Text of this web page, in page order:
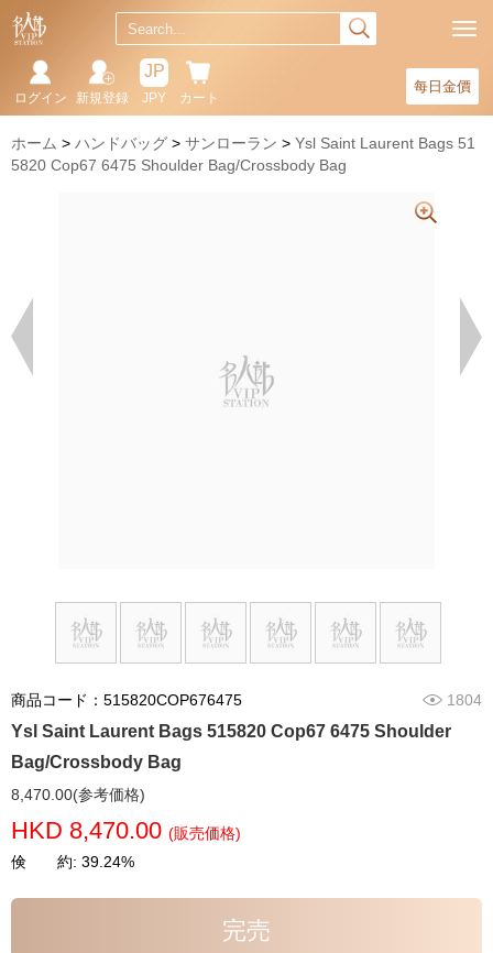
每日金價
カート
JP
JPY
新規登録
ログイン
ホーム ハンドバッグ サンローラン
Ysl Saint Laurent Bags 51
5820 Cop67 6475 Shoulder Bag/Crossbody Bag
商品コード：515820COP676475 1804
Ysl Saint Laurent Bags 515820 Cop67 6475 Shoulder
Bag/Crossbody Bag
8,470.00(参考価格)
HKD 8,470.00 (販売価格)
倹 約: 39.24%
完売